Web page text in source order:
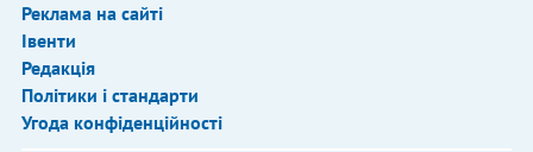
Реклама на сайті
Івенти
Редакція
Політики і стандарти
Угода конфіденційності